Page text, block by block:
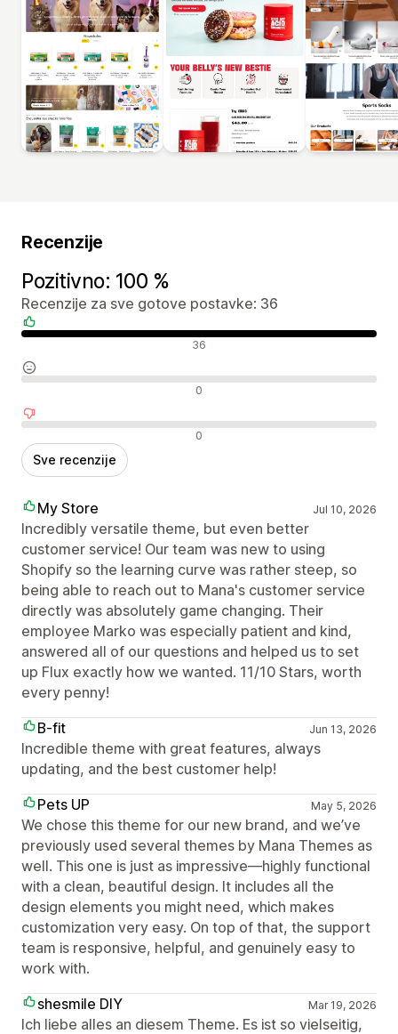
Recenzije
Pozitivno: 100 %
Recenzije za sve gotove postavke: 36
Pozitivne recenzije 36
Neutralne recenzije 0
Negativne recenzije 0
Sve recenzije
My Store Jul 10, 2026
Incredibly versatile theme, but even better
customer service! Our team was new to using
Shopify so the learning curve was rather steep, so
being able to reach out to Mana's customer service
directly was absolutely game changing. Their
employee Marko was especially patient and kind,
answered all of our questions and helped us to set
up Flux exactly how we wanted. 11/10 Stars, worth
every penny!
B-fit
Jun 13, 2026
Incredible theme with great features, always
updating, and the best customer help!
Pets UP
May 5, 2026
We chose this theme for our new brand, and we’ve
previously used several themes by Mana Themes as
well. This one is just as impressive—highly functional
with a clean, beautiful design. It includes all the
design elements you might need, which makes
customization very easy. On top of that, the support
team is responsive, helpful, and genuinely easy to
work with.
shesmile DIY
Mar 19, 2026
Ich liebe alles an diesem Theme. Es ist so vielseitig,